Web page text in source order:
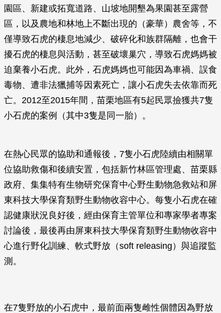
園區、新建或拓寬道路、山坡地開墾為果園甚至露營
區，以及農地和林地上不斷出現的（豪華）農舍等，不
僅導致石虎的棲息地減少、破碎化和族群隔離，也會干
擾石虎的棲息與活動，甚至破壞巢穴，導致石虎媽媽被
迫棄養小石虎。此外，石虎媽媽也可能因為車禍、誤食
毒物、遭非法獵捕等因素死亡，讓小石虎失去依靠而死
亡。2012至2015年間，苗栗地區有5起民眾撿獲共7隻
小石虎的案例（其中3隻是同一胎）。
在熱心民眾的協助和通報後，7隻小石虎陸續由相關單
位協助救傷和後續安置，包括新竹林區管理處、苗栗縣
政府、集集特有生物研究保育中心野生動物急救站和屏
東科技大學保育類野生動物收容中心。每隻小石虎在確
認健康狀況良好後，經由保育主管單位和專家學者專案
討論後，最後再由屏東科技大學保育類野生動物收容中
心進行野化訓練、軟式野放（soft releasing）與追蹤監
測。
在7隻野放的小石虎中，最前面兩隻雌性個體因為野放